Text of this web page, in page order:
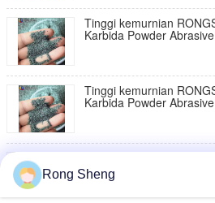
Tinggi kemurnian
Karbida Powder
Tinggi Kekuatan 1900
Tinggi kemurnian
Karbida Powder
Tinggi Kekuatan 1900
Low Cement Casting
Refractory Lining Materials
Rong Sheng